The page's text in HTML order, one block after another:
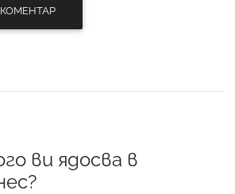
ви ядосва в